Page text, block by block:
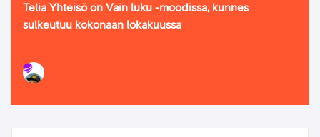
Telia Yhteisö on Vain luku -moodissa, kunnes
sulkeutuu kokonaan lokakuussa